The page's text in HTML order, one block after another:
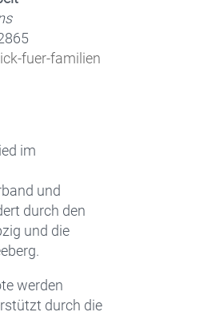
fuer-familien
im
und
durch den
und die
werden
durch die